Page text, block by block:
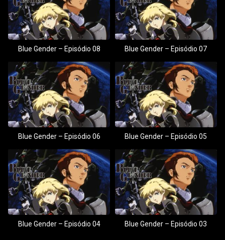
Blue Gender – Episódio 08 Blue Gender – Episódio 07
Blue Gender – Episódio 06 Blue Gender – Episódio 05
Blue Gender – Episódio 04 Blue Gender – Episódio 03